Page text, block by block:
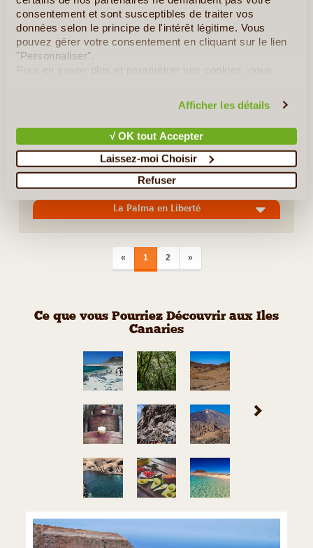
consentement et sont susceptibles de traiter vos
données selon le principe de l'intérêt légitime. Vous
pouvez gérer votre consentement en cliquant sur le lien
"Personnaliser".
Pour en savoir plus et paramétrer vos cookies, nous
Afficher les détails
√ OK tout Accepter
Laissez-moi Choisir
Refuser
mer dans laquelle on peut se baigner toute l’année, et enfin,
un terrain de jeu idéal pour (...)
Tenerife et La Gomera en Groupe
Tenerife, la Gomera et la Palma en liberté
La Gomera en Liberté
Lanzarote en Liberté
La Palma en Liberté
«PREVIOUS
1 2 »NEXT
Ce que vous Pourriez Découvrir aux Iles
Canaries